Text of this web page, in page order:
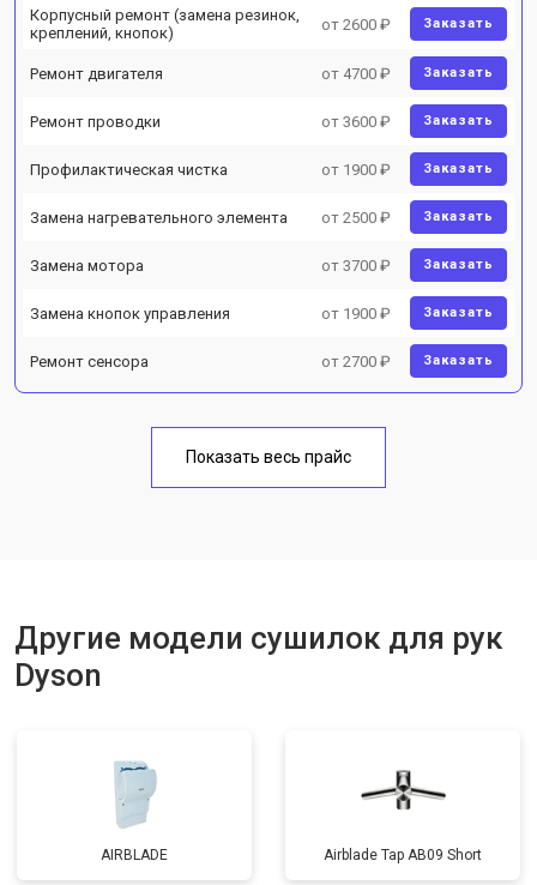
Корпусный ремонт (замена резинок,
креплений, кнопок)
от 2600 ₽ Заказать
Ремонт двигателя от 4700 ₽ Заказать
Ремонт проводки от 3600 ₽ Заказать
Профилактическая чистка от 1900 ₽ Заказать
Замена нагревательного элемента от 2500 ₽ Заказать
Замена мотора от 3700 ₽ Заказать
Замена кнопок управления от 1900 ₽ Заказать
Ремонт сенсора от 2700 ₽ Заказать
Показать весь прайс
Другие модели сушилок для рук
Dyson
AIRBLADE Airblade Tap AB09 Short